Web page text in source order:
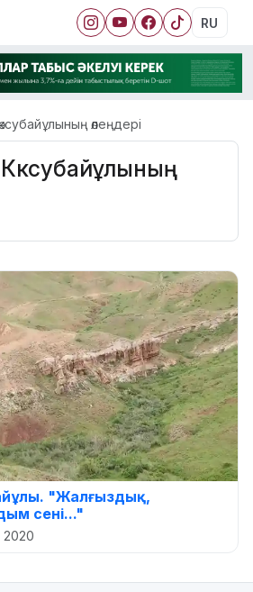
RU
өлеңдері
"Жалғыздық,
сені..."
2020